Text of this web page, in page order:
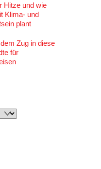
Hitze und wie
Klima- und
plant
Zug in diese
für